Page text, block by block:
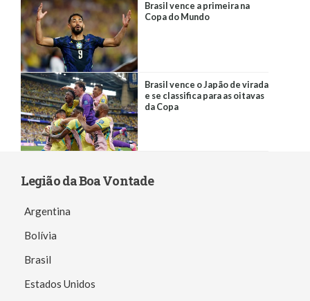
Brasil vence a primeira na
Copa do Mundo
Brasil vence o Japão de virada
e se classifica para as oitavas
da Copa
Legião da Boa Vontade
Argentina
Bolívia
Brasil
Estados Unidos